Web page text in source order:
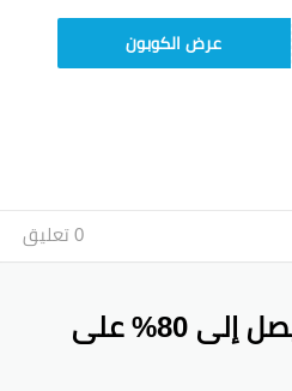
WELCOME
عرض الكوبون
0 تعليق
كود خصم احتياجات اللياقة 2026 توفير إضافي يصل إلى 80% على